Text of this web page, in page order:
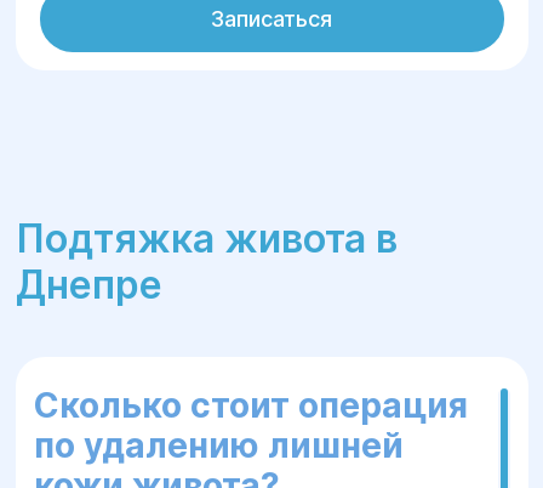
Записаться
Подтяжка живота в
Днепре
Сколько стоит операция
по удалению лишней